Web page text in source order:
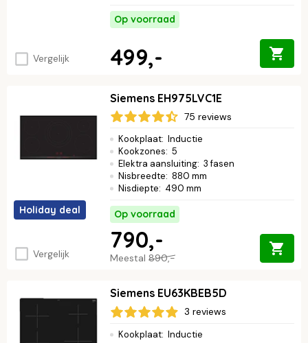
Vergelijk
Op voorraad
499,-
Holiday deal
Vergelijk
Siemens EH975LVC1E
75 reviews
Kookplaat: Inductie
Kookzones: 5
Elektra aansluiting: 3 fasen
Nisbreedte: 880 mm
Nisdiepte: 490 mm
Op voorraad
Meestal 890,-
790,-
Siemens EU63KBEB5D
3 reviews
Kookplaat: Inductie